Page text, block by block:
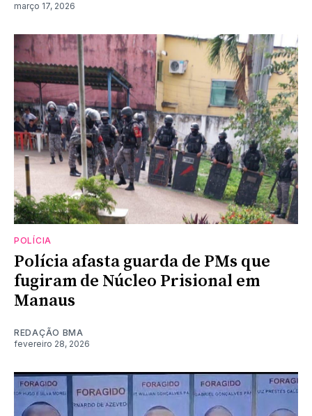
março 17, 2026
POLÍCIA
Polícia afasta guarda de PMs que
fugiram de Núcleo Prisional em
Manaus
REDAÇÃO BMA
fevereiro 28, 2026